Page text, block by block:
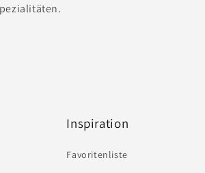
Inspiration
Favoritenliste